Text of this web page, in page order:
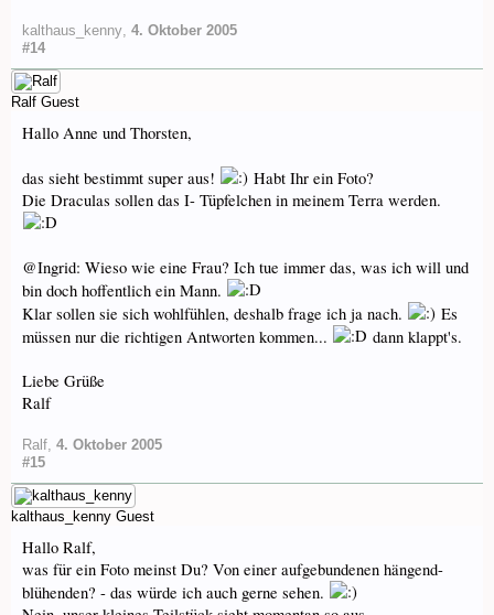
kalthaus_kenny, 4. Oktober 2005
#14
Ralf Guest
Hallo Anne und Thorsten,
das sieht bestimmt super aus!
Habt Ihr ein Foto?
Die Draculas sollen das I- Tüpfelchen in meinem Terra werden.
@Ingrid: Wieso wie eine Frau? Ich tue immer das, was ich will und
bin doch hoffentlich ein Mann.
Klar sollen sie sich wohlfühlen, deshalb frage ich ja nach.
Es
müssen nur die richtigen Antworten kommen...
dann klappt's.
Liebe Grüße
Ralf
Ralf, 4. Oktober 2005
#15
kalthaus_kenny Guest
Hallo Ralf,
was für ein Foto meinst Du? Von einer aufgebundenen hängend-
blühenden? - das würde ich auch gerne sehen.